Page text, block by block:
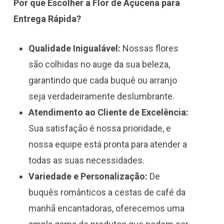
Por que Escolher a Flor de Açucena para
Entrega Rápida?
Qualidade Inigualável: Nossas flores
são colhidas no auge da sua beleza,
garantindo que cada buquê ou arranjo
seja verdadeiramente deslumbrante.
Atendimento ao Cliente de Excelência:
Sua satisfação é nossa prioridade, e
nossa equipe está pronta para atender a
todas as suas necessidades.
Variedade e Personalização: De
buquês românticos a cestas de café da
manhã encantadoras, oferecemos uma